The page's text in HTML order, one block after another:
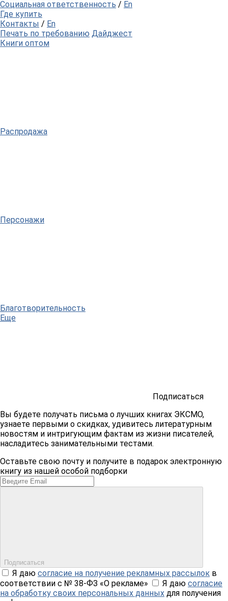
Социальная ответственность / En
Где купить
Контакты / En
Печать по требованию Дайджест
Книги оптом
Распродажа
Персонажи
Благотворительность
Еще
Подписаться
Вы будете получать письма о лучших книгах ЭКСМО,
узнаете первыми о скидках, удивитесь литературным
новостям и интригующим фактам из жизни писателей,
насладитесь занимательными тестами.
Оставьте свою почту и получите в подарок электронную
книгу из нашей особой подборки
Подписаться
Я даю согласие на получение рекламных рассылок в
соответствии с № 38-ФЗ «О рекламе»
Я даю согласие
на обработку своих персональных данных для получения